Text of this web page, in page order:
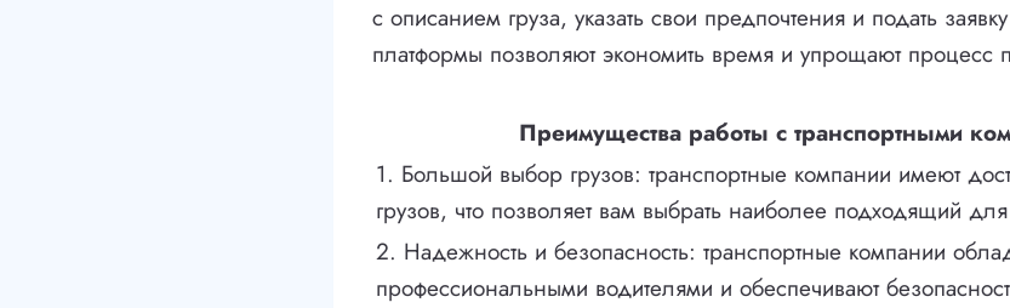
с описанием груза, указать свои предпочтения и подать
платформы позволяют экономить время и упрощают процесс
Преимущества работы с транспортными
1. Большой выбор грузов: транспортные компании имеют
грузов, что позволяет вам выбрать наиболее подходящий
2. Надежность и безопасность: транспортные компании
профессиональными водителями и обеспечивают